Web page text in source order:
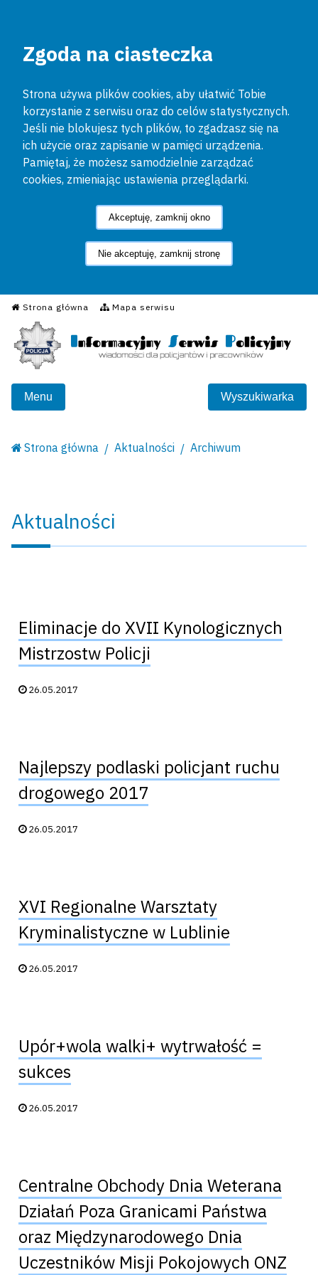
Zgoda na ciasteczka
Strona używa plików cookies, aby ułatwić Tobie
korzystanie z serwisu oraz do celów statystycznych.
Jeśli nie blokujesz tych plików, to zgadzasz się na
ich użycie oraz zapisanie w pamięci urządzenia.
Pamiętaj, że możesz samodzielnie zarządzać
cookies, zmieniając ustawienia przeglądarki.
Akceptuję, zamknij okno
Nie akceptuję, zamknij stronę
Strona główna Mapa serwisu
Informacyjny Serwis
Menu Wyszukiwarka
Strona główna Aktualności Archiwum
Aktualności
Eliminacje do XVII Kynologicznych
Mistrzostw Policji
Data publikacji:
26.05.2017
Najlepszy podlaski policjant ruchu
drogowego 2017
Data publikacji:
26.05.2017
XVI Regionalne Warsztaty
Kryminalistyczne w Lublinie
Data publikacji:
26.05.2017
Upór+wola walki+ wytrwałość =
sukces
Data publikacji:
26.05.2017
Centralne Obchody Dnia Weterana
Działań Poza Granicami Państwa
oraz Międzynarodowego Dnia
Uczestników Misji Pokojowych ONZ